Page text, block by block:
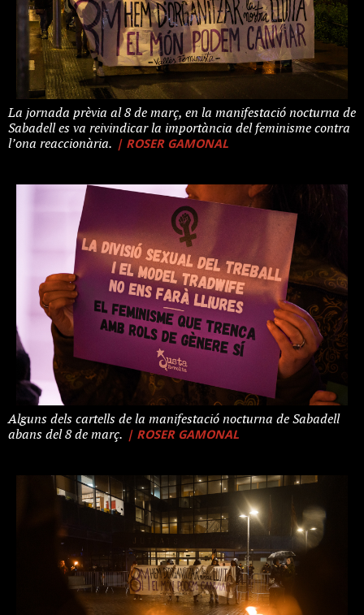
La jornada prèvia al 8 de març, en la manifestació nocturna de
Sabadell es va reivindicar la importància del feminisme contra
l’ona reaccionària. | ROSER GAMONAL
Alguns dels cartells de la manifestació nocturna de Sabadell
abans del 8 de març. | ROSER GAMONAL